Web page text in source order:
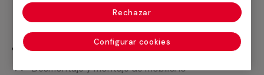
disolvente, 3 manos
¿Qué no incluye?
Desmontaje y montaje de mobiliario
Configurar cookies
Rechazar